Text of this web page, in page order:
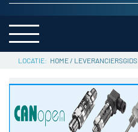
SERVICE
HOME/ LEVERANCIERSGIDS